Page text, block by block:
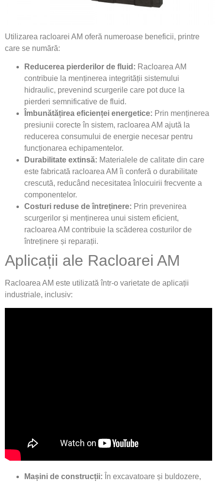
Utilizarea racloarei AM oferă numeroase beneficii, printre
care se numără:
Reducerea pierderilor de fluid: Racloarea AM
contribuie la menținerea integrității sistemului
hidraulic, prevenind scurgerile care pot duce la
pierderi semnificative de fluid.
Îmbunătățirea eficienței energetice: Prin menținerea
presiunii corecte în sistem, racloarea AM ajută la
reducerea consumului de energie necesar pentru
funcționarea echipamentelor.
Durabilitate extinsă: Materialele de calitate din care
este fabricată racloarea AM îi conferă o durabilitate
crescută, reducând necesitatea înlocuirii frecvente a
componentelor.
Costuri reduse de întreținere: Prin prevenirea
scurgerilor și menținerea unui sistem eficient,
racloarea AM contribuie la scăderea costurilor de
întreținere și reparații.
Aplicații ale Racloarei AM
Racloarea AM este utilizată într-o varietate de aplicații
industriale, inclusiv:
Mașini de construcții: În excavatoare și buldozere,